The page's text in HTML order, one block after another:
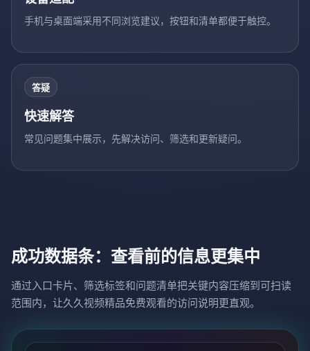
手机与桌面端采用不同浏览建议，按钮和清单都便于触控。
答疑
快速解答
常见问题集中展示，先解决访问、筛选和更新疑问。
成功数据条：查看前的信息更集中
通过入口卡片、筛选标签和问题清单把关键内容压缩到可扫读
范围内，让久久视频精品免费观看的访问说明更直观。